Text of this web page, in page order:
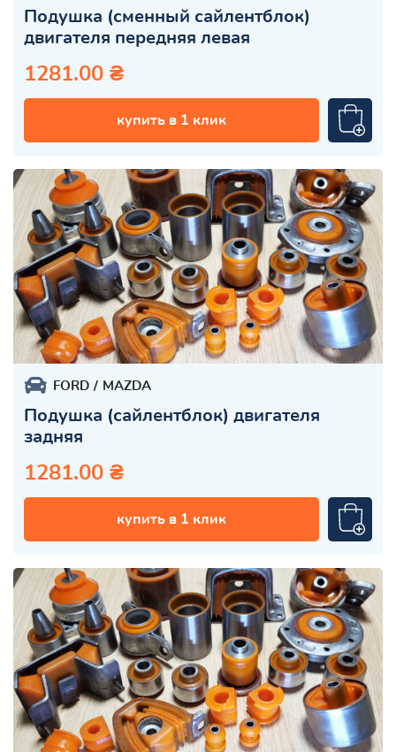
Подушка (сменный сайлентблок)
двигателя передняя левая
1281.00 ₴
купить в 1 клик
FORD MAZDA
Подушка (сайлентблок) двигателя
задняя
1281.00 ₴
купить в 1 клик